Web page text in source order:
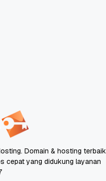
Domain & hosting terbaik
cepat yang didukung layanan